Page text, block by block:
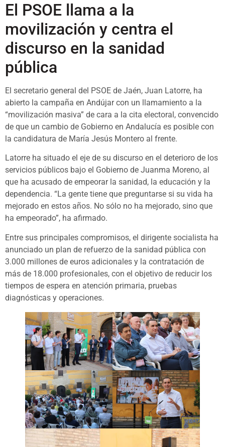
El PSOE llama a la
movilización y centra el
discurso en la sanidad
pública
El secretario general del PSOE de Jaén, Juan Latorre, ha
abierto la campaña en Andújar con un llamamiento a la
“movilización masiva” de cara a la cita electoral, convencido
de que un cambio de Gobierno en Andalucía es posible con
la candidatura de María Jesús Montero al frente.
Latorre ha situado el eje de su discurso en el deterioro de los
servicios públicos bajo el Gobierno de Juanma Moreno, al
que ha acusado de empeorar la sanidad, la educación y la
dependencia. “La gente tiene que preguntarse si su vida ha
mejorado en estos años. No sólo no ha mejorado, sino que
ha empeorado”, ha afirmado.
Entre sus principales compromisos, el dirigente socialista ha
anunciado un plan de refuerzo de la sanidad pública con
3.000 millones de euros adicionales y la contratación de
más de 18.000 profesionales, con el objetivo de reducir los
tiempos de espera en atención primaria, pruebas
diagnósticas y operaciones.